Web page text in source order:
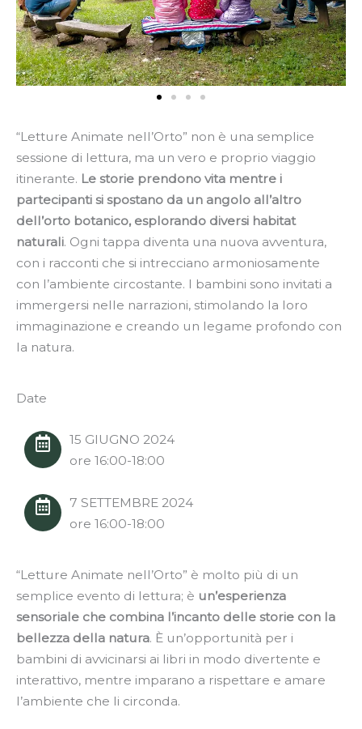
“Letture Animate nell’Orto” non è una semplice
sessione di lettura, ma un vero e proprio viaggio
itinerante. Le storie prendono vita mentre i
partecipanti si spostano da un angolo all’altro
dell’orto botanico, esplorando diversi habitat
naturali. Ogni tappa diventa una nuova avventura,
con i racconti che si intrecciano armoniosamente
con l’ambiente circostante. I bambini sono invitati a
immergersi nelle narrazioni, stimolando la loro
immaginazione e creando un legame profondo con
la natura.
Date
15 GIUGNO 2024
ore 16:00-18:00
7 SETTEMBRE 2024
ore 16:00-18:00
“Letture Animate nell’Orto” è molto più di un
semplice evento di lettura; è un’esperienza
sensoriale che combina l’incanto delle storie con la
bellezza della natura. È un’opportunità per i
bambini di avvicinarsi ai libri in modo divertente e
interattivo, mentre imparano a rispettare e amare
l’ambiente che li circonda.